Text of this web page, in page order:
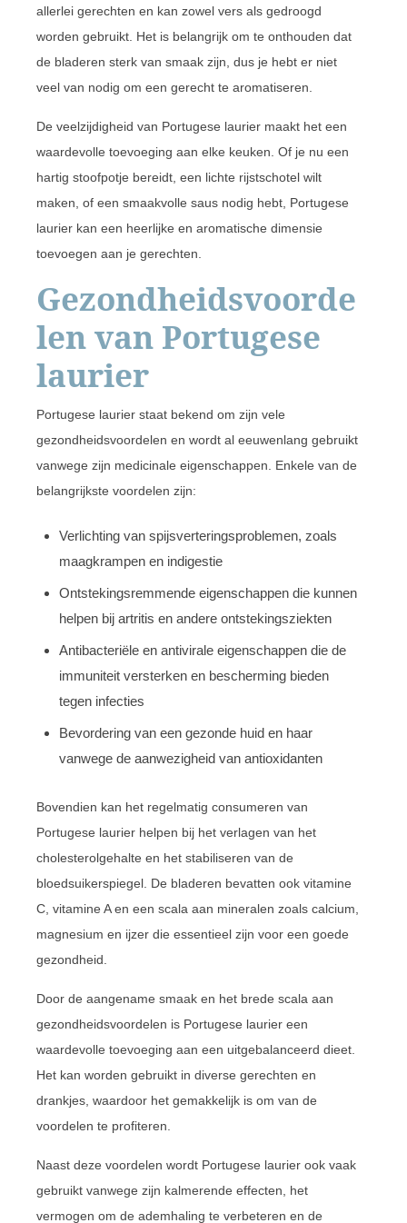
allerlei gerechten en kan zowel vers als gedroogd
worden gebruikt. Het is belangrijk om te onthouden dat
de bladeren sterk van smaak zijn, dus je hebt er niet
veel van nodig om een gerecht te aromatiseren.
De veelzijdigheid van Portugese laurier maakt het een
waardevolle toevoeging aan elke keuken. Of je nu een
hartig stoofpotje bereidt, een lichte rijstschotel wilt
maken, of een smaakvolle saus nodig hebt, Portugese
laurier kan een heerlijke en aromatische dimensie
toevoegen aan je gerechten.
Gezondheidsvoorde
len van Portugese
laurier
Portugese laurier staat bekend om zijn vele
gezondheidsvoordelen en wordt al eeuwenlang gebruikt
vanwege zijn medicinale eigenschappen. Enkele van de
belangrijkste voordelen zijn:
Verlichting van spijsverteringsproblemen, zoals
maagkrampen en indigestie
Ontstekingsremmende eigenschappen die kunnen
helpen bij artritis en andere ontstekingsziekten
Antibacteriële en antivirale eigenschappen die de
immuniteit versterken en bescherming bieden
tegen infecties
Bevordering van een gezonde huid en haar
vanwege de aanwezigheid van antioxidanten
Bovendien kan het regelmatig consumeren van
Portugese laurier helpen bij het verlagen van het
cholesterolgehalte en het stabiliseren van de
bloedsuikerspiegel. De bladeren bevatten ook vitamine
C, vitamine A en een scala aan mineralen zoals calcium,
magnesium en ijzer die essentieel zijn voor een goede
gezondheid.
Door de aangename smaak en het brede scala aan
gezondheidsvoordelen is Portugese laurier een
waardevolle toevoeging aan een uitgebalanceerd dieet.
Het kan worden gebruikt in diverse gerechten en
drankjes, waardoor het gemakkelijk is om van de
voordelen te profiteren.
Naast deze voordelen wordt Portugese laurier ook vaak
gebruikt vanwege zijn kalmerende effecten, het
vermogen om de ademhaling te verbeteren en de